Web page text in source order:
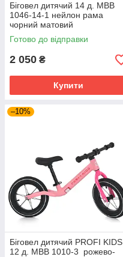
Біговел дитячий 14 д. MBB
1046-14-1 нейлон рама
чорний матовий
Готово до відправки
2 050 ₴
Купити
–10%
Біговел дитячий PROFI KIDS
12 д. MBB 1010-3 рожево-